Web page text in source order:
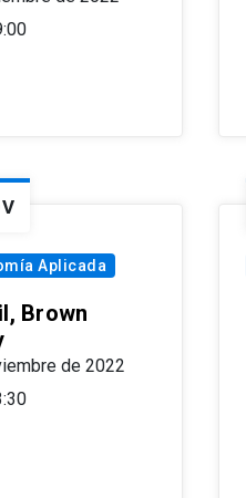
Aplicada
Brown
de 2022